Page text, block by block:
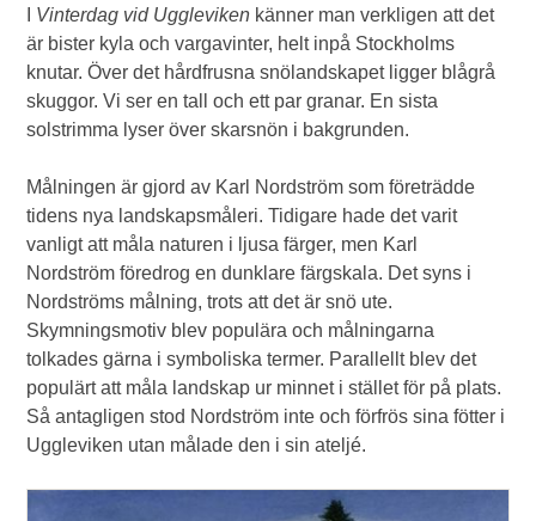
Vinterdag vid Uggleviken känner man verkligen att det
är bister kyla och vargavinter, helt inpå Stockholms
knutar. Över det hårdfrusna snölandskapet ligger blågrå
skuggor. Vi ser en tall och ett par granar. En sista
solstrimma lyser över skarsnön i bakgrunden.
Målningen är gjord av Karl Nordström som företrädde
tidens nya landskapsmåleri. Tidigare hade det varit
vanligt att måla naturen i ljusa färger, men Karl
Nordström föredrog en dunklare färgskala. Det syns i
Nordströms målning, trots att det är snö ute.
Skymningsmotiv blev populära och målningarna
tolkades gärna i symboliska termer. Parallellt blev det
populärt att måla landskap ur minnet i stället för på plats.
Så antagligen stod Nordström inte och förfrös sina fötter i
Uggleviken utan målade den i sin ateljé.